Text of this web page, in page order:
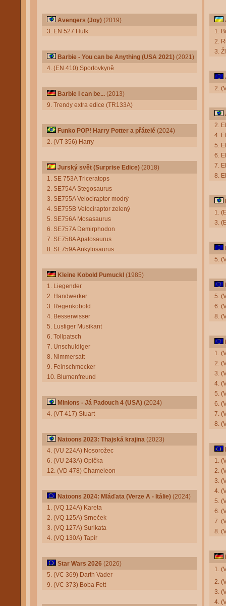
Avengers (Joy) (2019)
3. EN 527 Hulk
Barbie - You can be Anything (USA 2021) (2021)
4. (EN 410) Sportovkyně
Barbie I can be... (2013)
9. Trendy extra edice (TR133A)
Funko POP! Harry Potter a přátelé (2024)
2. (VT 356) Harry
Jurský svět (Surprise Edice) (2018)
1. SE 753A Triceratops
2. SE754A Stegosaurus
3. SE755A Velociraptor modrý
4. SE755B Velociraptor zelený
5. SE756A Mosasaurus
6. SE757A Demirphodon
7. SE758A Apatosaurus
8. SE759A Ankylosaurus
Kleine Kobold Pumuckl (1985)
1. Liegender
2. Handwerker
3. Regenkobold
4. Besserwisser
5. Lustiger Musikant
6. Tollpatsch
7. Unschuldiger
8. Nimmersatt
9. Feinschmecker
10. Blumenfreund
Minions - Já Padouch 4 (USA) (2024)
4. (VT 417) Stuart
Natoons 2023: Thajská krajina (2023)
4. (VU 224A) Nosorožec
6. (VU 243A) Opička
12. (VD 478) Chameleon
Natoons 2024: Mláďata (Verze A - Itálie) (2024)
1. (VQ 124A) Kareta
2. (VQ 125A) Srneček
3. (VQ 127A) Surikata
4. (VQ 130A) Tapír
Star Wars 2026 (2026)
5. (VC 369) Darth Vader
9. (VC 373) Boba Fett
1.
2.
3.
2.
2.
4.
5.
6.
7.
8.
1.
3.
5.
5.
6.
8.
1.
2.
3.
4.
5.
6.
7.
8.
1.
2.
3.
4.
5.
6.
7.
8.
1.
2.
3.
4.